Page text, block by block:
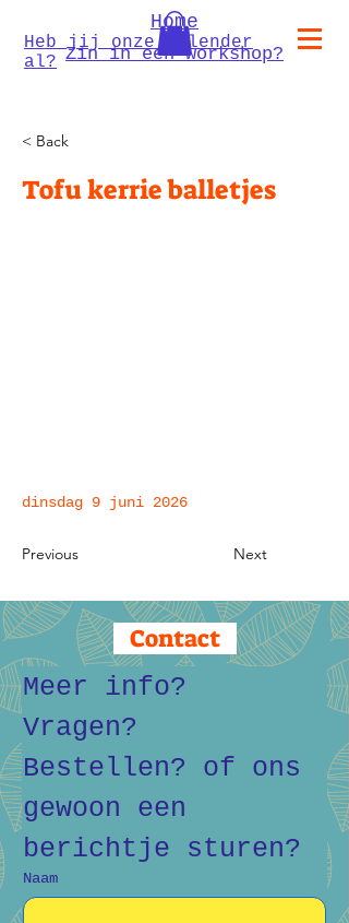
Heb jij onze kalender
al? Zin in een workshop?
Home
< Back
Tofu kerrie balletjes
dinsdag 9 juni 2026
Previous Next
Contact
Meer info?
Vragen?
Bestellen? of ons
gewoon een
berichtje sturen?
Naam